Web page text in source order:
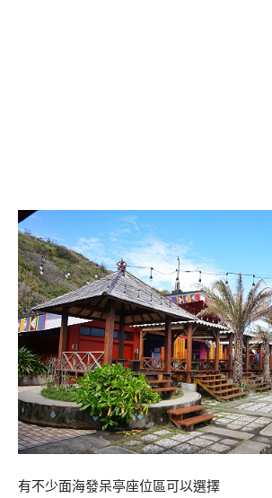
有不少面海發呆亭座位區可以選擇